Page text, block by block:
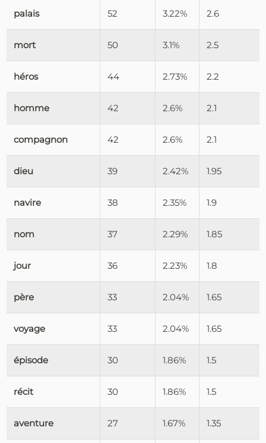
palais 52 3.22% 2.6
mort 50 3.1% 2.5
héros 44 2.73% 2.2
homme 42 2.6% 2.1
compagnon 42 2.6% 2.1
dieu 39 2.42% 1.95
navire 38 2.35% 1.9
nom 37 2.29% 1.85
jour 36 2.23% 1.8
père 33 2.04% 1.65
voyage 33 2.04% 1.65
épisode 30 1.86% 1.5
récit 30 1.86% 1.5
aventure 27 1.67% 1.35